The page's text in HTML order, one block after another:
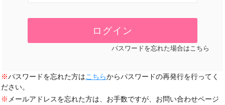
パスワードを忘れた場合はこちら
※パスワードを忘れた方はこちらからパスワードの再発行を行ってく
ださい。
※ メールアドレスを忘れた方は、お手数ですが、お問い合わせページ